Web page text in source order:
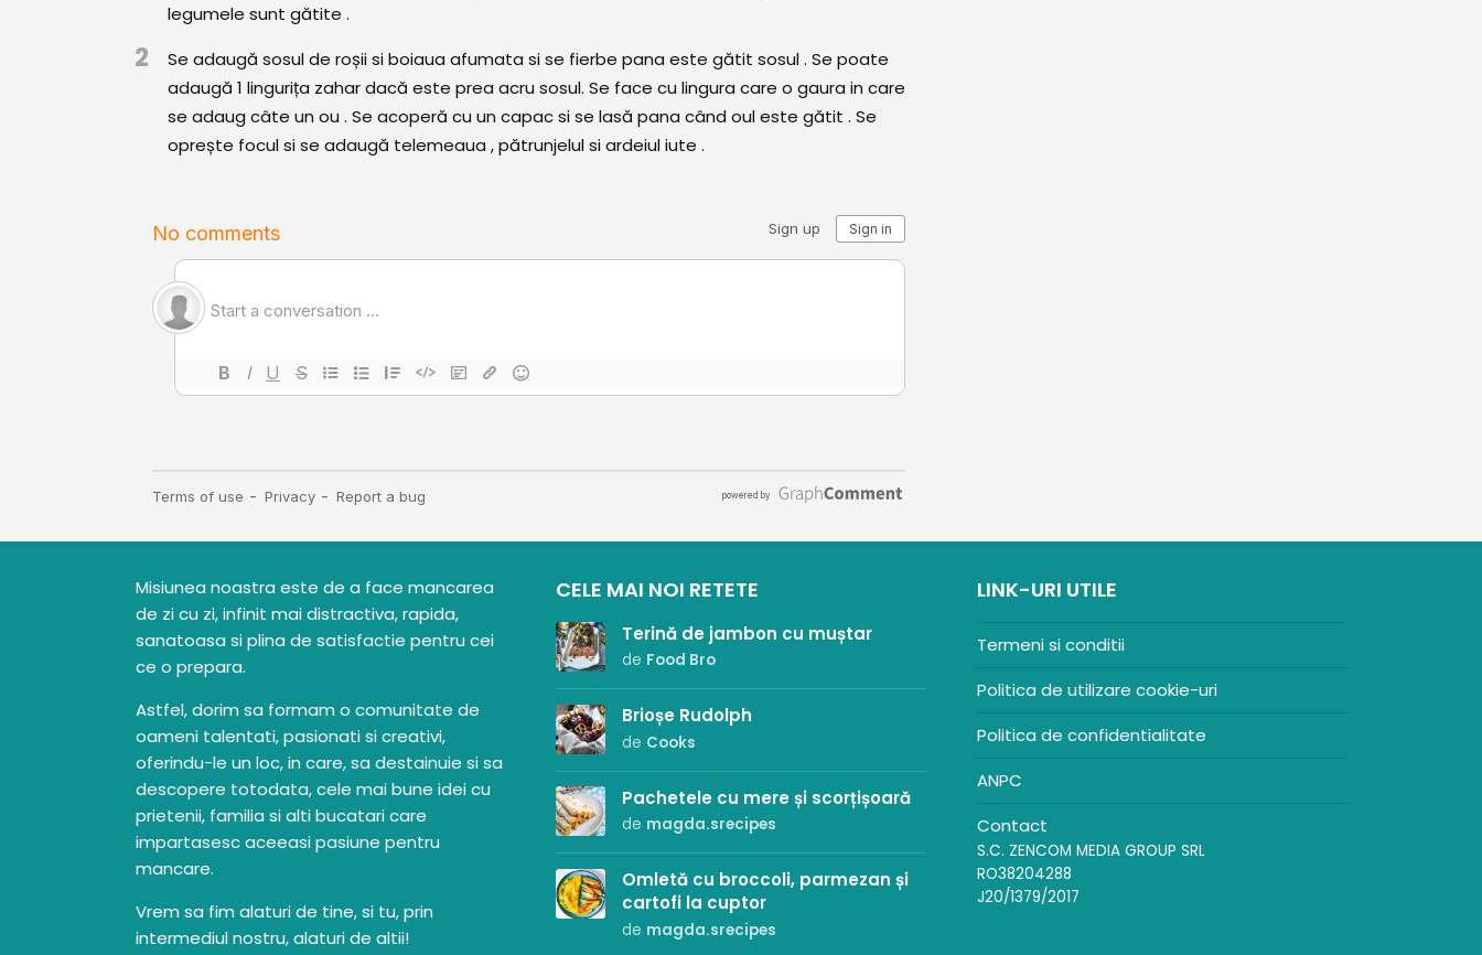
legumele sunt gătite .
2
Se adaugă sosul de roșii si boiaua afumata si se fierbe pana este gătit sosul . Se poate
adaugă 1 lingurița zahar dacă este prea acru sosul. Se face cu lingura care o gaura in care
se adaug câte un ou . Se acoperă cu un capac si se lasă pana când oul este gătit . Se
oprește focul si se adaugă telemeaua , pătrunjelul si ardeiul iute .
Misiunea noastra este de a face mancarea
de zi cu zi, infinit mai distractiva, rapida,
sanatoasa si plina de satisfactie pentru cei
ce o prepara.
Astfel, dorim sa formam o comunitate de
oameni talentati, pasionati si creativi,
oferindu-le un loc, in care, sa destainuie si sa
descopere totodata, cele mai bune idei cu
prietenii, familia si alti bucatari care
impartasesc aceeasi pasiune pentru
mancare.
Vrem sa fim alaturi de tine, si tu, prin
intermediul nostru, alaturi de altii!
CELE MAI NOI RETETE
Terină de jambon cu muștar
de Food Bro
Brioșe Rudolph
de Cooks
Pachetele cu mere și scorțișoară
de magda.srecipes
Omletă cu broccoli, parmezan și
cartofi la cuptor
de magda.srecipes
LINK-URI UTILE
Termeni si conditii
Politica de utilizare cookie-uri
Politica de confidentialitate
ANPC
Contact
S.C. ZENCOM MEDIA GROUP SRL
RO38204288
J20/1379/2017